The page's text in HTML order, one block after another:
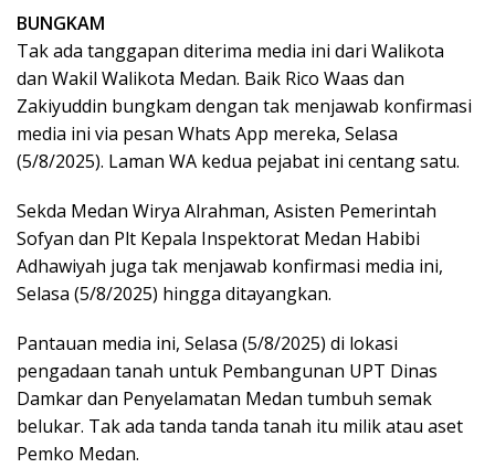
BUNGKAM
Tak ada tanggapan diterima media ini dari Walikota
dan Wakil Walikota Medan. Baik Rico Waas dan
Zakiyuddin bungkam dengan tak menjawab konfirmasi
media ini via pesan Whats App mereka, Selasa
(5/8/2025). Laman WA kedua pejabat ini centang satu.
Sekda Medan Wirya Alrahman, Asisten Pemerintah
Sofyan dan Plt Kepala Inspektorat Medan Habibi
Adhawiyah juga tak menjawab konfirmasi media ini,
Selasa (5/8/2025) hingga ditayangkan.
Pantauan media ini, Selasa (5/8/2025) di lokasi
pengadaan tanah untuk Pembangunan UPT Dinas
Damkar dan Penyelamatan Medan tumbuh semak
belukar. Tak ada tanda tanda tanah itu milik atau aset
Pemko Medan.